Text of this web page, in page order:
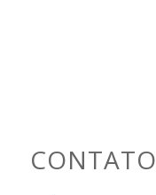
CONTATO